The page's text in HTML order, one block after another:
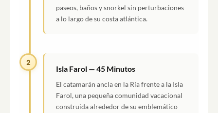
paseos, baños y snorkel sin perturbaciones
a lo largo de su costa atlántica.
2
Isla Farol — 45 Minutos
El catamarán ancla en la Ría frente a la Isla
Farol, una pequeña comunidad vacacional
construida alrededor de su emblemático